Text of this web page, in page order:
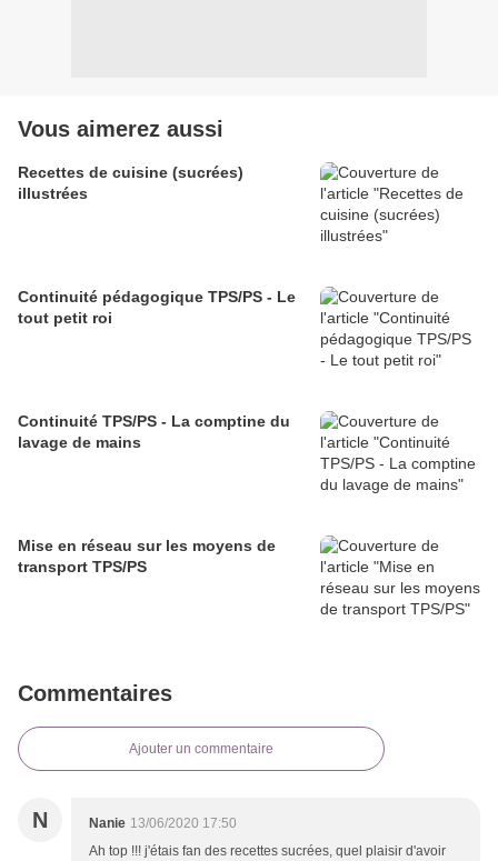
Vous aimerez aussi
Recettes de cuisine (sucrées)
illustrées
Continuité pédagogique TPS/PS - Le
tout petit roi
Continuité TPS/PS - La comptine du
lavage de mains
Mise en réseau sur les moyens de
transport TPS/PS
Commentaires
Ajouter un commentaire
N Nanie 13/06/2020 17:50
Ah top !!! j'étais fan des recettes sucrées, quel plaisir d'avoir